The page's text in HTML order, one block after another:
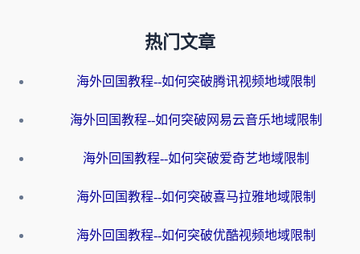
热门文章
海外回国教程--如何突破腾讯视频地域限制
海外回国教程--如何突破网易云音乐地域限制
海外回国教程--如何突破爱奇艺地域限制
海外回国教程--如何突破喜马拉雅地域限制
海外回国教程--如何突破优酷视频地域限制